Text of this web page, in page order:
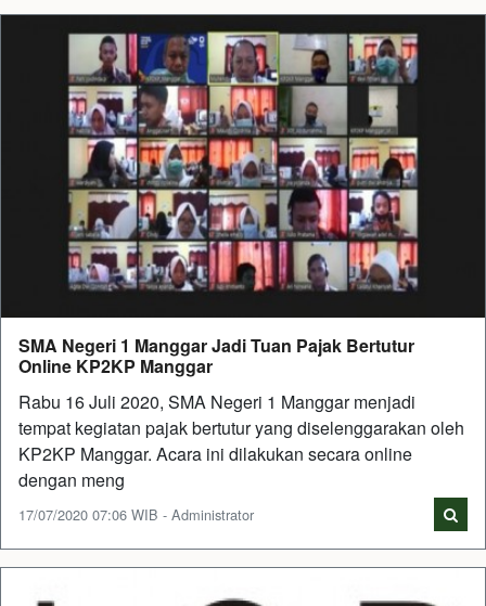
SMA Negeri 1 Manggar Jadi Tuan Pajak Bertutur
Online KP2KP Manggar
Rabu 16 Juli 2020, SMA Negeri 1 Manggar menjadi
tempat kegiatan pajak bertutur yang diselenggarakan oleh
KP2KP Manggar. Acara ini dilakukan secara online
dengan meng
17/07/2020 07:06 WIB - Administrator